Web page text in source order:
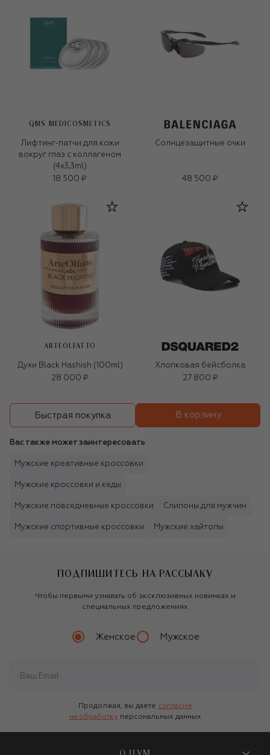
QMS MEDICOSMETICS
Лифтинг-патчи для кожи
вокруг глаз с коллагеном
(4x3,3ml)
18 500 ₽
Солнцезащитные очки
48 500 ₽
ARTEOLFATTO
Духи Black Hashish (100ml)
28 000 ₽
Хлопковая бейсболка
27 800 ₽
Быстрая покупка В корзину
Вас также может заинтересовать
Мужские креативные кроссовки
Мужские кроссовки и кеды
Мужские повседневные кроссовки Слипоны для мужчин
Мужские спортивные кроссовки Мужские хайтопы
ПОДПИШИТЕСЬ НА РАССЫЛКУ
Чтобы первыми узнавать об эксклюзивных новинках и
специальных предложениях
Женское Мужское
Продолжая, вы даете согласие
на обработку персональных данных